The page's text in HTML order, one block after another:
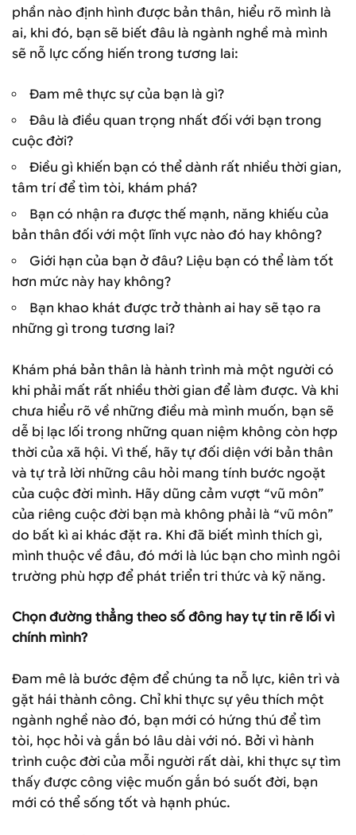
phần nào định hình được bản thân, hiểu rõ mình là
ai, khi đó, bạn sẽ biết đâu là ngành nghề mà mình
sẽ nỗ lực cống hiến trong tương lai:
Đam mê thực sự của bạn là gì?
Đâu là điều quan trọng nhất đối với bạn trong
cuộc đời?
Điều gì khiến bạn có thể dành rất nhiều thời gian,
tâm trí để tìm tòi, khám phá?
Bạn có nhận ra được thế mạnh, năng khiếu của
bản thân đối với một lĩnh vực nào đó hay không?
Giới hạn của bạn ở đâu? Liệu bạn có thể làm tốt
hơn mức này hay không?
Bạn khao khát được trở thành ai hay sẽ tạo ra
những gì trong tương lai?
Khám phá bản thân là hành trình mà một người có
khi phải mất rất nhiều thời gian để làm được. Và khi
chưa hiểu rõ về những điều mà mình muốn, bạn sẽ
dễ bị lạc lối trong những quan niệm không còn hợp
thời của xã hội. Vì thế, hãy tự đối diện với bản thân
và tự trả lời những câu hỏi mang tính bước ngoặt
của cuộc đời mình. Hãy dũng cảm vượt “vũ môn”
của riêng cuộc đời bạn mà không phải là “vũ môn”
do bất kì ai khác đặt ra. Khi đã biết mình thích gì,
mình thuộc về đâu, đó mới là lúc bạn cho mình ngôi
trường phù hợp để phát triển tri thức và kỹ năng.
Chọn đường thẳng theo số đông hay tự tin rẽ lối vì
chính mình?
Đam mê là bước đệm để chúng ta nỗ lực, kiên trì và
gặt hái thành công. Chỉ khi thực sự yêu thích một
ngành nghề nào đó, bạn mới có hứng thú để tìm
tòi, học hỏi và gắn bó lâu dài với nó. Bởi vì hành
trình cuộc đời của mỗi người rất dài, khi thực sự tìm
thấy được công việc muốn gắn bó suốt đời, bạn
mới có thể sống tốt và hạnh phúc.